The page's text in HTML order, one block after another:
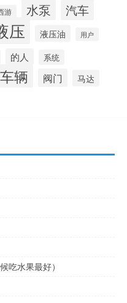
游 水泵 汽车
压 液压油 用户
的人 系统
车辆 阀门 马达
吃水果最好）